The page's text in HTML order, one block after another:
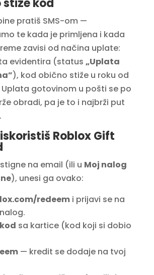
stiže kod
pratiš SMS-om —
te kada je primljena i kada
zavisi od načina uplate:
evidentira (status „Uplata
), kod obično stiže u roku od
Uplata gotovinom u pošti se po
obradi, pa je to i najbrži put
Roblox Gift
na email (ili u Moj nalog
), unesi ga ovako:
redeemi prijavi se na
sa kartice (kod koji si dobio
— kredit se dodaje na tvoj